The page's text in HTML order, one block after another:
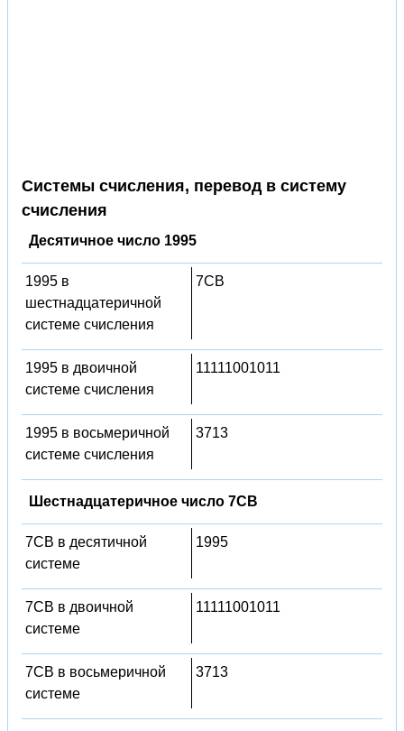
Системы счисления, перевод в систему
счисления
Десятичное число 1995
1995 в
шестнадцатеричной
системе счисления
7CB
1995 в двоичной
системе счисления
11111001011
1995 в восьмеричной
системе счисления
3713
Шестнадцатеричное число 7CB
7CB в десятичной
системе
1995
7CB в двоичной
системе
11111001011
7CB в восьмеричной
системе
3713